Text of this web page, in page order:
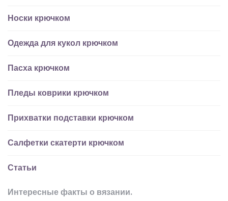
Носки крючком
Одежда для кукол крючком
Пасха крючком
Пледы коврики крючком
Прихватки подставки крючком
Салфетки скатерти крючком
Статьи
Интересные факты о вязании.